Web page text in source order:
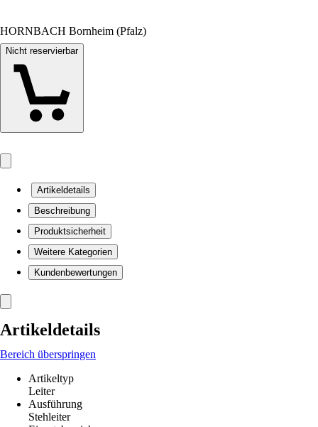
HORNBACH Bornheim (Pfalz)
Nicht reservierbar
Artikeldetails
Beschreibung
Produktsicherheit
Weitere Kategorien
Kundenbewertungen
Artikeldetails
Bereich überspringen
Artikeltyp
Leiter
Ausführung
Stehleiter